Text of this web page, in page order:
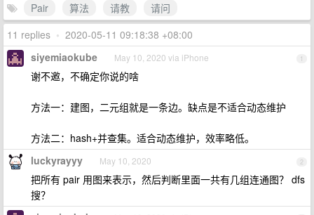
Pair
算法 请教
请问
11 replies • 2020-05-11 09:18:38 +08:00
1
siyemiaokube May 10, 2020 via iPhone
谢不邀，不确定你说的啥
方法一：建图，二元组就是一条边。缺点是不适合动态维护
方法二：hash+并查集。适合动态维护，效率略低。
2
luckyrayyy May 10, 2020
把所有 pair 用图来表示，然后判断里面一共有几组连通图？ dfs
搜？